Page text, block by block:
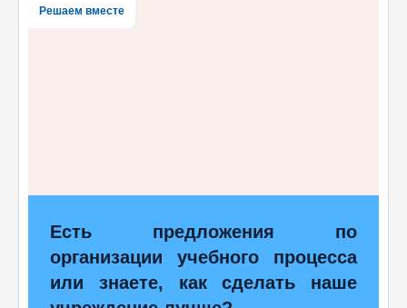
Решаем вместе
Есть предложения по
организации учебного процесса
или знаете, как сделать наше